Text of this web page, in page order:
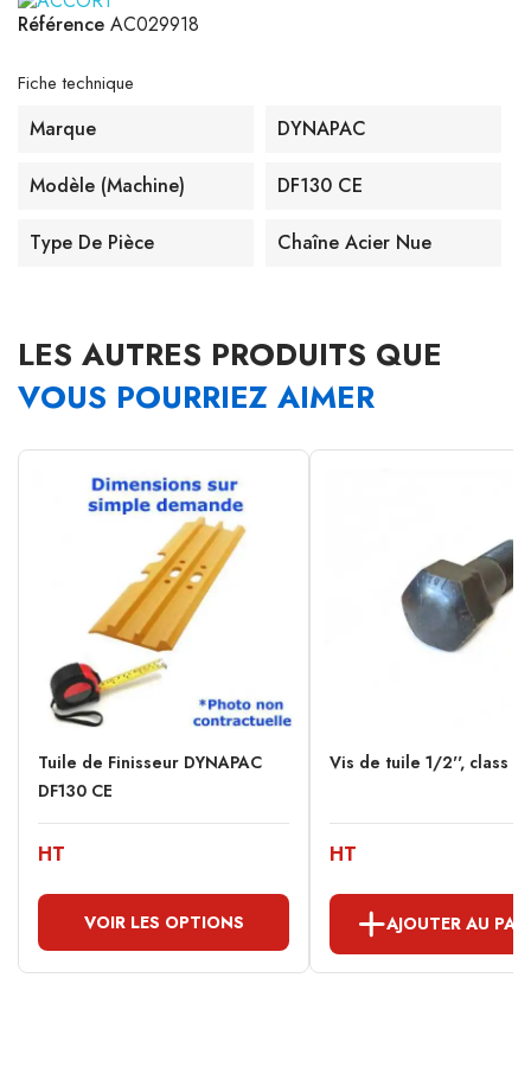
Référence AC029918
Fiche technique
Marque DYNAPAC
Modèle (machine) DF130 CE
Type De Pièce Chaîne Acier Nue
LES AUTRES PRODUITS QUE
VOUS POURRIEZ AIMER
Tuile de Finisseur DYNAPAC
DF130 CE
HT
VOIR LES OPTIONS
Vis de tuile 1/2'', class
HT
AJOUTER AU